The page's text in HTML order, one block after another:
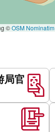
©OSM Nominatim
局官